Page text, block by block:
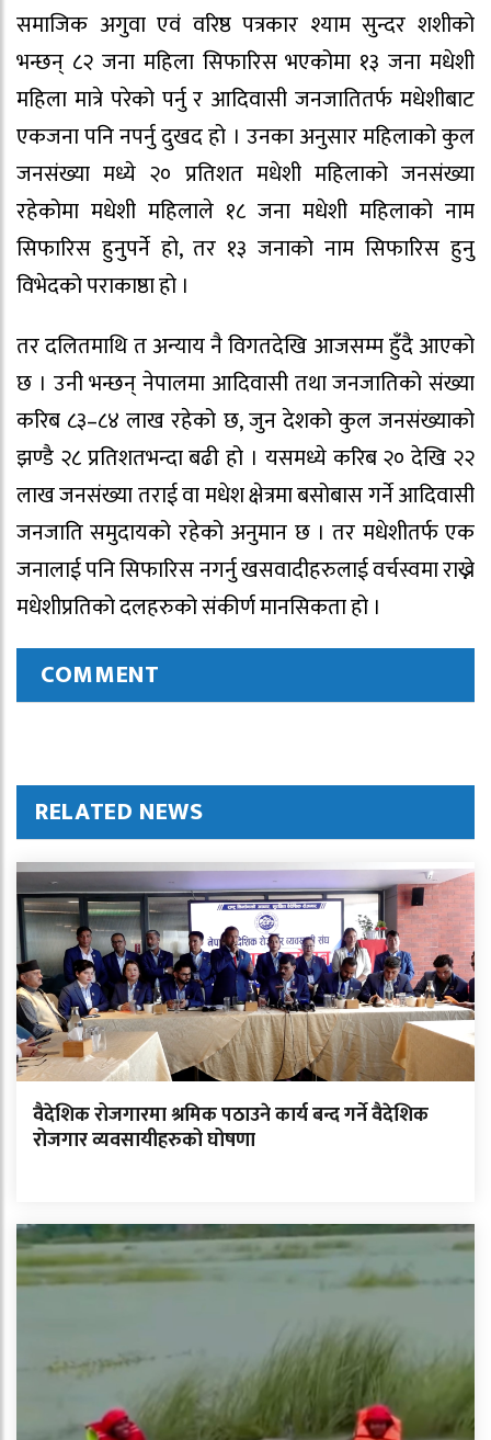
समाजिक अगुवा एवं वरिष्ठ पत्रकार श्याम सुन्दर शशीको
भन्छन् ८२ जना महिला सिफारिस भएकोमा १३ जना मधेशी
महिला मात्रे परेको पर्नु र आदिवासी जनजातितर्फ मधेशीबाट
एकजना पनि नपर्नु दुखद हो । उनका अनुसार महिलाको कुल
जनसंख्या मध्ये २० प्रतिशत मधेशी महिलाको जनसंख्या
रहेकोमा मधेशी महिलाले १८ जना मधेशी महिलाको नाम
सिफारिस हुनुपर्ने हो, तर १३ जनाको नाम सिफारिस हुनु
विभेदको पराकाष्ठा हो ।
तर दलितमाथि त अन्याय नै विगतदेखि आजसम्म हुँदै आएको
छ । उनी भन्छन् नेपालमा आदिवासी तथा जनजातिको संख्या
करिब ८३–८४ लाख रहेको छ, जुन देशको कुल जनसंख्याको
झण्डै २८ प्रतिशतभन्दा बढी हो । यसमध्ये करिब २० देखि २२
लाख जनसंख्या तराई वा मधेश क्षेत्रमा बसोबास गर्ने आदिवासी
जनजाति समुदायको रहेको अनुमान छ । तर मधेशीतर्फ एक
जनालाई पनि सिफारिस नगर्नु खसवादीहरुलाई वर्चस्वमा राख्ने
मधेशीप्रतिको दलहरुको संकीर्ण मानसिकता हो ।
COMMENT
RELATED NEWS
वैदेशिक रोजगारमा श्रमिक पठाउने कार्य बन्द गर्ने वैदेशिक
रोजगार व्यवसायीहरुको घोषणा